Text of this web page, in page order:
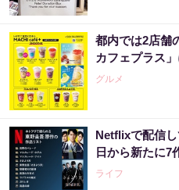
都内では2店舗
カフェプラス
グルメ
Netflixで配信
日から新たに7
ライフ